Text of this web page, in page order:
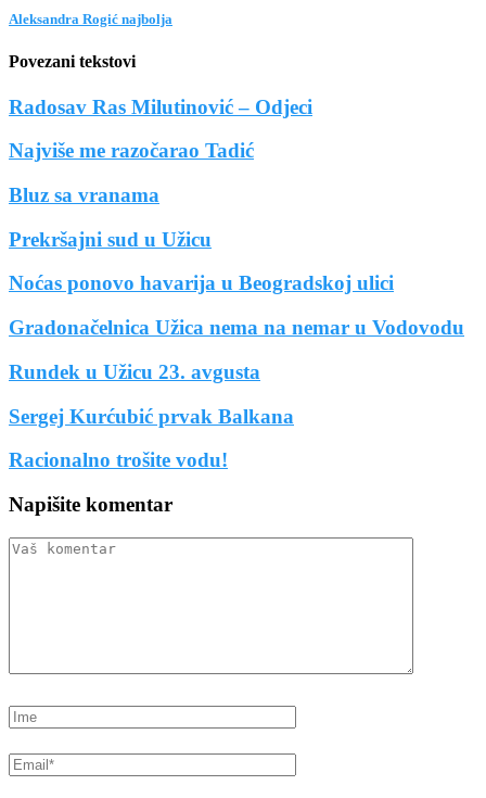
Aleksandra Rogić najbolja
Povezani tekstovi
Radosav Ras Milutinović – Odjeci
Najviše me razočarao Tadić
Bluz sa vranama
Prekršajni sud u Užicu
Noćas ponovo havarija u Beogradskoj ulici
Gradonačelnica Užica nema na nemar u Vodovodu
Rundek u Užicu 23. avgusta
Sergej Kurćubić prvak Balkana
Racionalno trošite vodu!
Napišite komentar